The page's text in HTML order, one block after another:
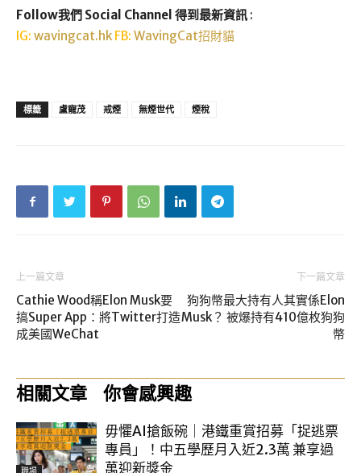
Follow我們 Social Channel 得到最新資訊 :
IG: wavingcat.hk FB: WavingCat招財貓
標籤 盧寵茂 戒煙 無煙世代 煙稅
上一篇文章
Cathie Wood稱Elon Musk要
搞Super App：將Twitter打造
成美國WeChat
下一篇文章
狗狗幣最大持有人其實係Elon
Musk？ 被爆持有410億枚狗狗
幣
相關文章 你會感興趣
毋懼AI搶飯碗｜港鐵重賞招募「捉逃票
專員」！中五學歷月入近2.3萬 兼享過
萬迎新獎金